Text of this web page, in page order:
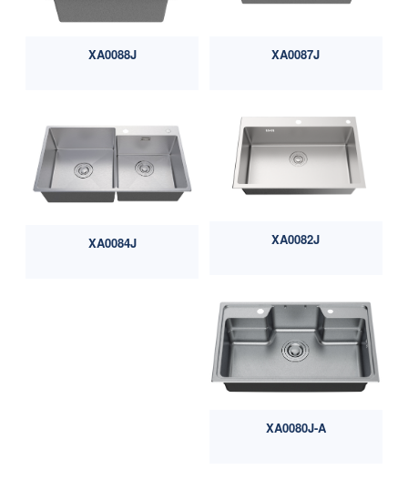
XA0088J XA0087J
XA0084J XA0082J
XA0080J-A